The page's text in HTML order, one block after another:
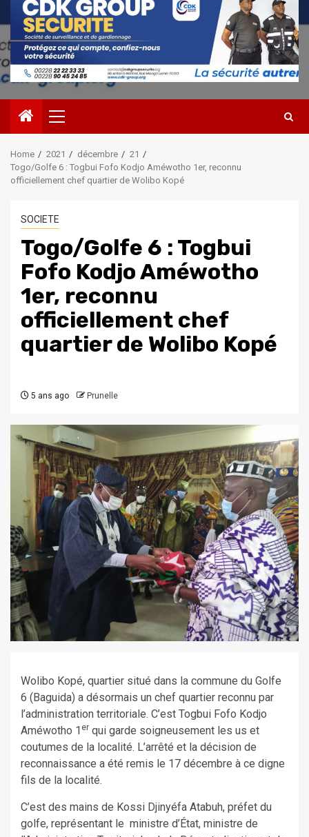
Primary
Menu
Home 2021 décembre
21
Togo/Golfe 6 : Togbui Fofo Kodjo Améwotho 1er, reconnu
officiellement chef quartier de Wolibo Kopé
SOCIETE
Togo/Golfe 6 : Togbui
Fofo Kodjo Améwotho
1er, reconnu
officiellement chef
quartier de Wolibo Kopé
5 ans ago Prunelle
Wolibo Kopé, quartier situé dans la commune du Golfe
6 (Baguida) a désormais un chef quartier reconnu par
l’administration territoriale. C’est Togbui Fofo Kodjo
Améwotho 1 er qui garde soigneusement les us et
coutumes de la localité. L’arrêté et la décision de
reconnaissance a été remis le 17 décembre à ce digne
fils de la localité.
C’est des mains de Kossi Djinyéfa Atabuh, préfet du
golfe, représentant le ministre d’État, ministre de